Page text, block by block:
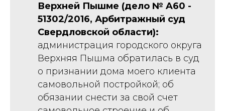
Верхней Пышме (дело № A60 -
51302/2016, Арбитражный суд
Свердловской области):
администрация городского округа
Верхняя Пышма обратилась в суд
о признании дома моего клиента
самовольной постройкой; об
обязании снести за свой счет